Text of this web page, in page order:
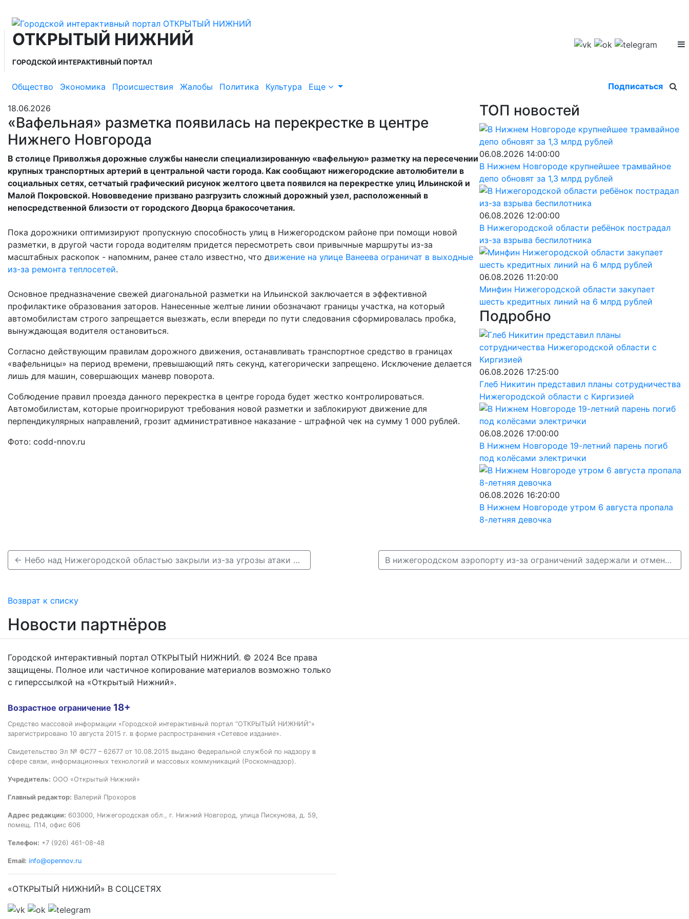
ОТКРЫТЫЙ НИЖНИЙ
ГОРОДСКОЙ ИНТЕРАКТИВНЫЙ ПОРТАЛ
Общество Экономика Происшествия Жалобы Политика Культура Еще Подписаться
18.06.2026
«Вафельная» разметка появилась на перекрестке в центре
Нижнего Новгорода
В столице Приволжья дорожные службы нанесли специализированную «вафельную» разметку на пересечении
крупных транспортных артерий в центральной части города. Как сообщают нижегородские автолюбители в
социальных сетях, сетчатый графический рисунок желтого цвета появился на перекрестке улиц Ильинской и
Малой Покровской. Нововведение призвано разгрузить сложный дорожный узел, расположенный в
непосредственной близости от городского Дворца бракосочетания.
Пока дорожники оптимизируют пропускную способность улиц в Нижегородском районе при помощи новой
разметки, в другой части города водителям придется пересмотреть свои привычные маршруты из-за
масштабных раскопок - напомним, ранее стало известно, что движение на улице Ванеева ограничат в выходные
из-за ремонта теплосетей.
Основное предназначение свежей диагональной разметки на Ильинской заключается в эффективной
профилактике образования заторов. Нанесенные желтые линии обозначают границы участка, на который
автомобилистам строго запрещается выезжать, если впереди по пути следования сформировалась пробка,
вынуждающая водителя остановиться.
Согласно действующим правилам дорожного движения, останавливать транспортное средство в границах
«вафельницы» на период времени, превышающий пять секунд, категорически запрещено. Исключение делается
лишь для машин, совершающих маневр поворота.
Соблюдение правил проезда данного перекрестка в центре города будет жестко контролироваться.
Автомобилистам, которые проигнорируют требования новой разметки и заблокируют движение для
перпендикулярных направлений, грозит административное наказание - штрафной чек на сумму 1 000 рублей.
Фото: codd-nnov.ru
ТОП новостей
06.08.2026 14:00:00
В Нижнем Новгороде крупнейшее трамвайное
депо обновят за 1,3 млрд рублей
06.08.2026 12:00:00
В Нижегородской области ребёнок пострадал
из-за взрыва беспилотника
06.08.2026 11:20:00
Минфин Нижегородской области закупает
шесть кредитных линий на 6 млрд рублей
Подробно
06.08.2026 17:25:00
Глеб Никитин представил планы сотрудничества
Нижегородской области с Киргизией
06.08.2026 17:00:00
В Нижнем Новгороде 19-летний парень погиб
под колёсами электрички
06.08.2026 16:20:00
В Нижнем Новгороде утром 6 августа пропала
8-летняя девочка
← Небо над Нижегородской областью закрыли из-за угрозы атаки дронов В нижегородском аэропорту из-за ограничений задержали и отменили пять рейсов →
Возврат к списку
Новости партнёров
Городской интерактивный портал ОТКРЫТЫЙ НИЖНИЙ. © 2024 Все права
защищены. Полное или частичное копирование материалов возможно только
с гиперссылкой на «Открытый Нижний».
Возрастное ограничение 18+
Средство массовой информации «Городской интерактивный портал “ОТКРЫТЫЙ НИЖНИЙ”»
зарегистрировано 10 августа 2015 г. в форме распространения «Сетевое издание».
Свидетельство Эл № ФС77 – 62677 от 10.08.2015 выдано Федеральной службой по надзору в
сфере связи, информационных технологий и массовых коммуникаций (Роскомнадзор).
Учредитель: ООО «Открытый Нижний»
Главный редактор: Валерий Прохоров
Адрес редакции: 603000, Нижегородская обл., г. Нижний Новгород, улица Пискунова, д. 59,
помещ. П14, офис 606
Телефон: +7 (926) 461-08-48
Email: info@opennov.ru
«ОТКРЫТЫЙ НИЖНИЙ» В СОЦСЕТЯХ